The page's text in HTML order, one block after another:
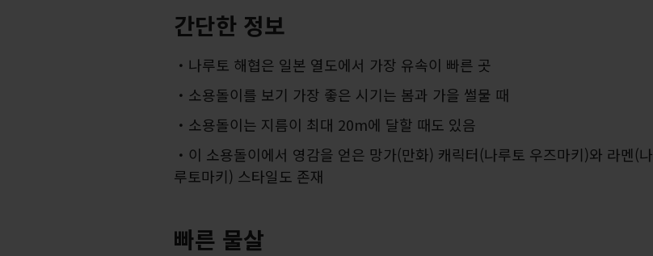
간단한 정보
나루토 해협은 일본 열도에서 가장 유속이 빠른 곳
소용돌이를 보기 가장 좋은 시기는 봄과 가을 썰물 때
소용돌이는 지름이 최대 20m에 달할 때도 있음
이 소용돌이에서 영감을 얻은 망가(만화) 캐릭터(나루토 우즈마키)와 라멘(나
루토마키) 스타일도 존재
빠른 물살